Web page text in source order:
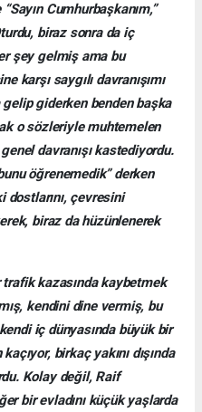
Cumhurbaşkanım,”
biraz sonra da iç
şey gelmiş ama bu
karşı saygılı davranışımı
giderken benden başka
o sözleriyle muhtemelen
davranışı kastediyordu.
öğrenemedik” derken
dostlarını, çevresini
biraz da hüzünlenerek
kazasında kaybetmek
kendini dine vermiş, bu
iç dünyasında büyük bir
birkaç yakını dışında
Kolay değil, Raif
bir evladını küçük yaşlarda